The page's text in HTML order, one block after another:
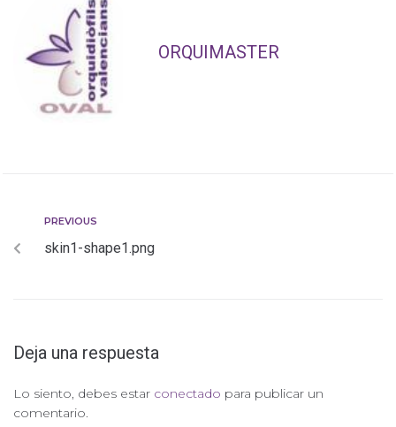
ORQUIMASTER
PREVIOUS
skin1-shape1.png
Deja una respuesta
Lo siento, debes estar conectado para publicar un
comentario.